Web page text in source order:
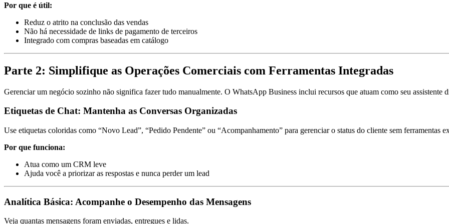
Por que é útil:
Reduz o atrito na conclusão das vendas
Não há necessidade de links de pagamento de terceiros
Integrado com compras baseadas em catálogo
Parte 2: Simplifique as Operações Comerciais com Ferramentas Integradas
Gerenciar um negócio sozinho não significa fazer tudo manualmente. O WhatsApp Business inclui recursos que atuam como seu assistente
Etiquetas de Chat: Mantenha as Conversas Organizadas
Use etiquetas coloridas como “Novo Lead”, “Pedido Pendente” ou “Acompanhamento” para gerenciar o status do cliente sem ferramentas
Por que funciona:
Atua como um CRM leve
Ajuda você a priorizar as respostas e nunca perder um lead
Analítica Básica: Acompanhe o Desempenho das Mensagens
Veja quantas mensagens foram enviadas, entregues e lidas.